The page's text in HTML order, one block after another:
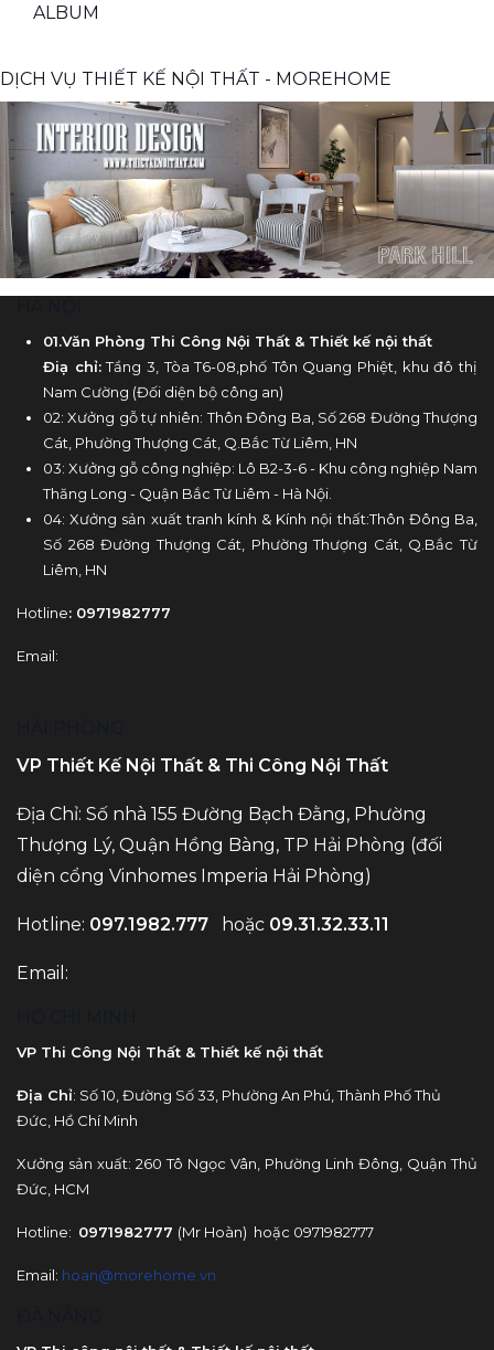
tại
ALBUM
DỊCH VỤ THIẾT KẾ NỘI THẤT - MOREHOME
01.Văn Phòng Thi Công Nội Thất & Thiết kế nội thất
Điạ chỉ:Tầng 3, Tòa T6-08,phố Tôn Quang Phiệt, khu đô thị
Nam Cường (Đối diện bộ công an)
02: Xưởng gỗ tự nhiên: Thôn Đông Ba, Số 268 Đường Thượng
Cát, Phường Thượng Cát, Q.Bắc Từ Liêm, HN
03: Xưởng gỗ công nghiệp: Lô B2-3-6 - Khu công nghiệp Nam
Thăng Long - Quận Bắc Từ Liêm - Hà Nội.
04: Xưởng sản xuất tranh kính & Kính nội thất:Thôn Đông Ba,
Số 268 Đường Thượng Cát, Phường Thượng Cát, Q.Bắc Từ
Liêm, HN
Hotline: 0971982777
Email:
VP Thiết Kế Nội Thất & Thi Công Nội Thất
Địa Chỉ: Số nhà 155 Đường Bạch Đằng, Phường
Thượng Lý, Quận Hồng Bàng, TP Hải Phòng (đối
diện cổng Vinhomes Imperia Hải Phòng)
Hotline: 097.1982.777 hoặc 09.31.32.33.11
Email:
VP Thi Công Nội Thất & Thiết kế nội thất
Địa Chỉ: Số 10, Đường Số 33, Phường An Phú, Thành Phố Thủ
Đức, Hồ Chí Minh
Xưởng sản xuất: 260 Tô Ngọc Vân, Phường Linh Đông, Quận Thủ
Đức, HCM
Hotline: 0971982777 (Mr Hoàn) hoặc 0971982777
Email: hoan@morehome.vn